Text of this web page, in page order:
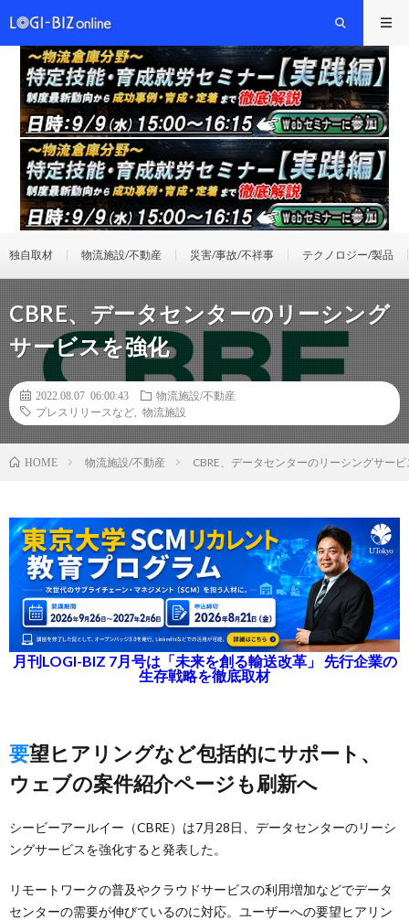
独自取材 物流施設/不動産 災害/事故/不祥事 テクノロジー/製品
CBRE、データセンターのリーシング
サービスを強化
2022.08.07 06:00:43
物流施設/不動産
プレスリリースなど
物流施設
HOME 物流施設/不動産 CBRE、データセンターのリーシングサー
月刊LOGI-BIZ 7月号は「未来を創る輸送改革」 先行企業の
生存戦略を徹底取材
要望ヒアリングなど包括的にサポート、
ウェブの案件紹介ページも刷新へ
シービーアールイー（CBRE）は7月28日、データセンターのリーシ
ングサービスを強化すると発表した。
リモートワークの普及やクラウドサービスの利用増加などでデータ
センターの需要が伸びているのに対応。ユーザーへの要望ヒアリン